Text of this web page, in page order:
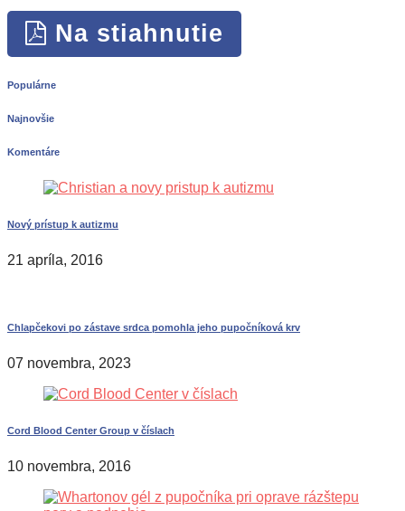
Na stiahnutie
Populárne
Najnovšie
Komentáre
Nový prístup k autizmu
21 apríla, 2016
Chlapčekovi po zástave srdca pomohla jeho pupočníková krv
07 novembra, 2023
Cord Blood Center Group v číslach
10 novembra, 2016